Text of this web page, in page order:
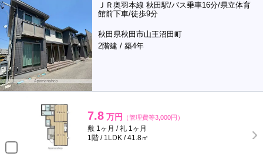
ＪＲ奥羽本線 秋田駅/バス乗車16分/県立体育
館前下車/徒歩9分
秋田県秋田市山王沼田町
2階建 / 築4年
7.8 万円 （管理費等3,000円）
敷 1ヶ月 / 礼 1ヶ月
1階 / 1LDK / 41.8㎡